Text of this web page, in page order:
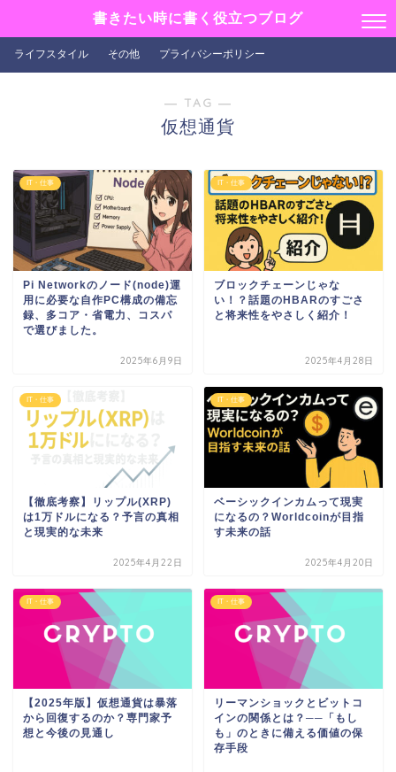
書きたい時に書く役立つブログ
ライフスタイル その他 プライバシーポリシー
― TAG ―
仮想通貨
IT・仕事
Pi Networkのノード(node)運
用に必要な自作PC構成の備忘
録、多コア・省電力、コスパ
で選びました。
2025年6月9日
IT・仕事
ブロックチェーンじゃな
い！？話題のHBARのすごさ
と将来性をやさしく紹介！
2025年4月28日
IT・仕事
【徹底考察】リップル(XRP)
は1万ドルになる？予言の真相
と現実的な未来
2025年4月22日
IT・仕事
ベーシックインカムって現実
になるの？Worldcoinが目指
す未来の話
2025年4月20日
IT・仕事
【2025年版】仮想通貨は暴落
から回復するのか？専門家予
想と今後の見通し
IT・仕事
リーマンショックとビットコ
インの関係とは？──「もし
も」のときに備える価値の保
存手段